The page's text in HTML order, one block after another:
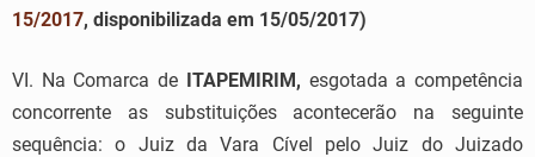
15/2017, disponibilizada em 15/05/2017)
VI. Na Comarca de ITAPEMIRIM, esgotada a competência
concorrente as substituições acontecerão na seguinte
sequência: o Juiz da Vara Cível pelo Juiz do Juizado